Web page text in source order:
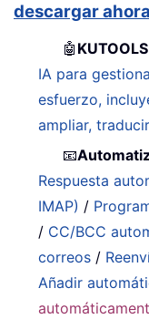
descargar
🤖
IA para
esfuerzo,
ampliar,
📧
Respuesta
IMAP) /
/ CC/BCC
correos /
Añadir